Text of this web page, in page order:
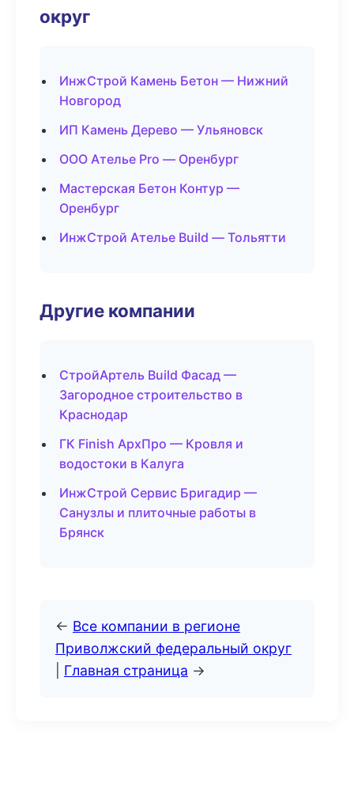
округ
ИнжСтрой Камень Бетон — Нижний
Новгород
ИП Камень Дерево — Ульяновск
ООО Ателье Pro — Оренбург
Мастерская Бетон Контур —
Оренбург
ИнжСтрой Ателье Build — Тольятти
Другие компании
СтройАртель Build Фасад —
Загородное строительство в
Краснодар
ГК Finish АрхПро — Кровля и
водостоки в Калуга
ИнжСтрой Сервис Бригадир —
Санузлы и плиточные работы в
Брянск
← Все компании в регионе
Приволжский федеральный округ
Главная страница →